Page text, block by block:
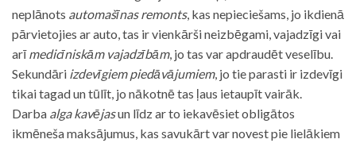
neplānots automašīnas remonts, kas nepieciešams, jo ikdienā
pārvietojies ar auto, tas ir vienkārši neizbēgami, vajadzīgi vai
arīmedicīniskām vajadzībām, jo tas var apdraudēt veselību.
Sekundāri izdevīgiem piedāvājumiem, jo tie parasti ir izdevīgi
tikai tagad un tūlīt, jo nākotnē tas ļaus ietaupīt vairāk.
Darba alga kavējasun līdz ar to iekavēsiet obligātos
ikmēneša maksājumus, kas savukārt var novest pie lielākiem